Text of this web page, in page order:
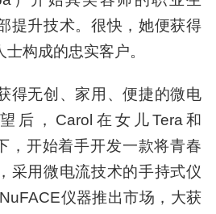
提升技术。很快，她便获得
构成的忠实客户。
得无创、家用、便捷的微电
后，Carol在女儿Tera和
，开始着手开发一款将青春
采用微电流技术的手持式仪
仪器推出市场，大获